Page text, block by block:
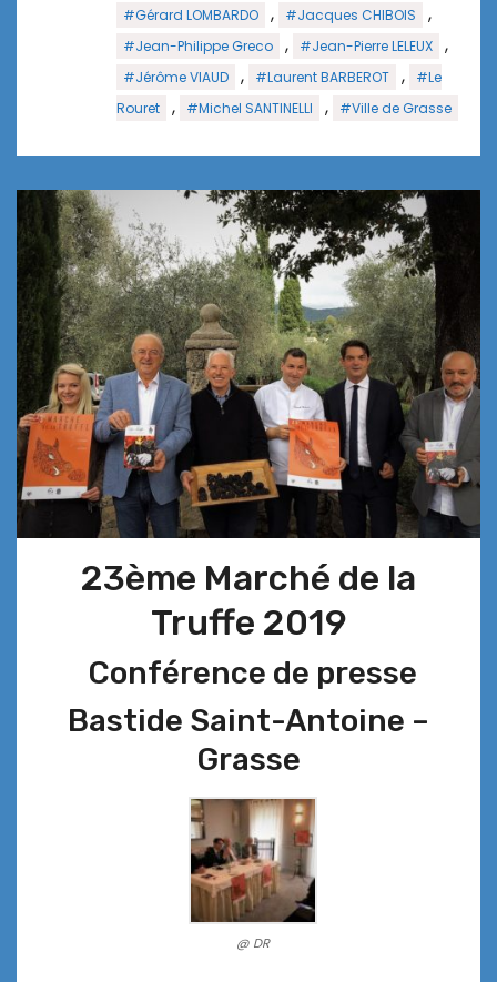
#Gérard LOMBARDO , #Jacques CHIBOIS ,
#Jean-Philippe Greco , #Jean-Pierre LELEUX ,
#Jérôme VIAUD , #Laurent BARBEROT ,
#Le
Rouret
, #Michel SANTINELLI , #Ville de Grasse
23ème Marché de la
Truffe 2019
Conférence de presse
Bastide Saint-Antoine –
Grasse
@ DR